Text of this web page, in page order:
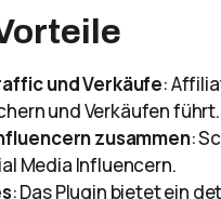
und Verkäufe:
und Verkäufen führt.
zusammen:
Media Influencern.
: Das Plugin bietet ein